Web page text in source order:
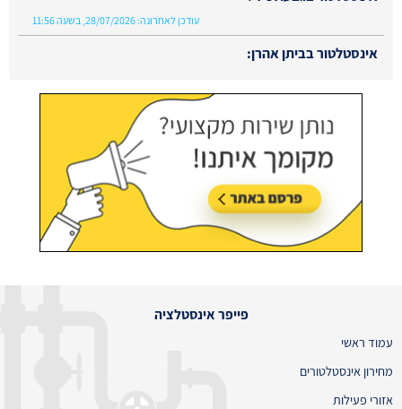
עודכן לאחרונה:02/08/2026, בשעה 13:48
פייפר אינסטלציה
עמוד ראשי
מחירון אינסטלטורים
אזורי פעילות